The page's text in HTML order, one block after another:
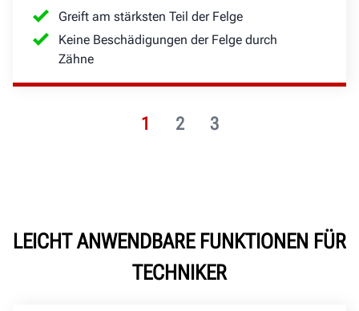
1 2 3
Greift am stärksten Teil der Felge
Keine Beschädigungen der Felge durch
Zähne
LEICHT ANWENDBARE FUNKTIONEN FÜR
TECHNIKER